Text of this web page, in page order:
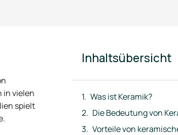
in vielen
spielt
Inhaltsübersicht
Was ist Keramik?
Vorteile von